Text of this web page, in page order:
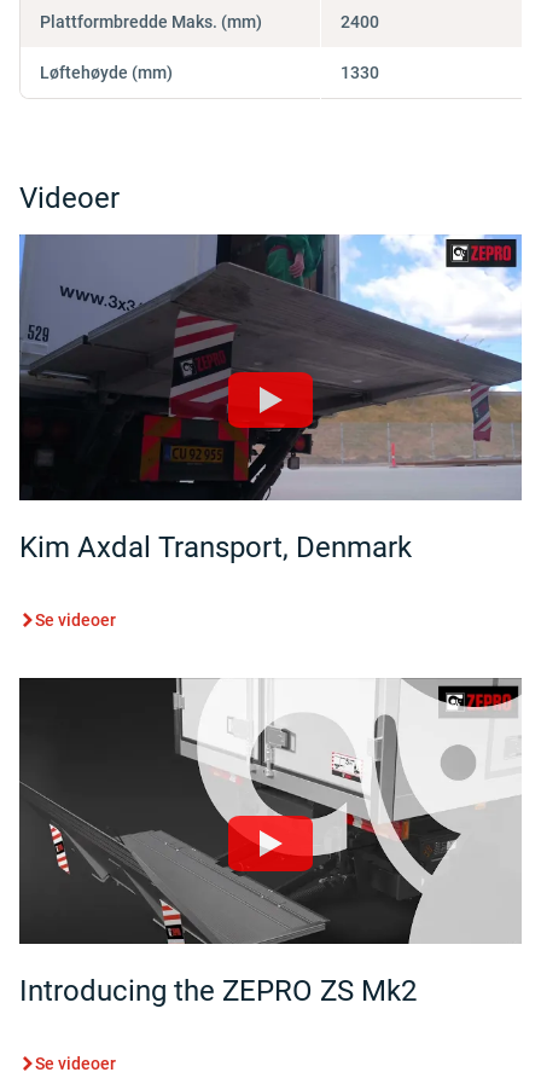
Plattformbredde Maks. (mm)
Løftehøyde (mm)
2400
1330
Videoer
Kim Axdal Transport, Denmark
Se videoer
Introducing the ZEPRO ZS Mk2
Se videoer